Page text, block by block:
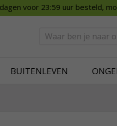
voor 23:59 uur besteld,
BUITENLEVEN
Smart Home
Deurbellen